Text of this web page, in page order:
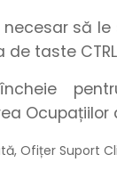
să
taste
Ocupațiilor
Ofițer Suport